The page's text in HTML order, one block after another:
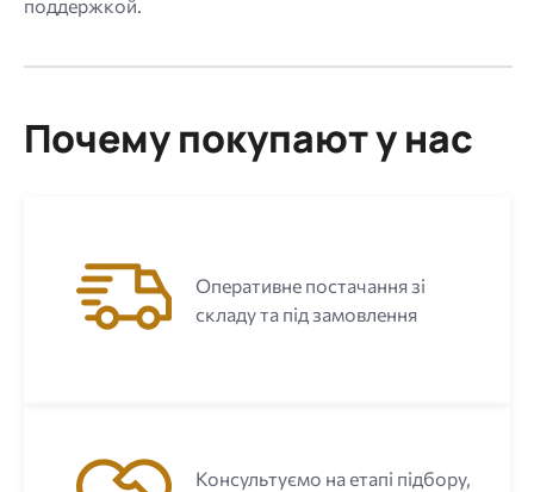
поддержкой.
Почему покупают у нас
Оперативне постачання зі
складу та під замовлення
Консультуємо на етапі підбору,